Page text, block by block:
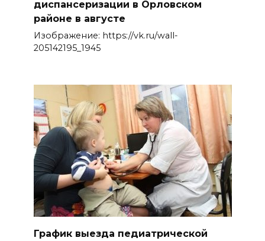
диспансеризации в Орловском
районе в августе
Изображение: https://vk.ru/wall-
205142195_1945
График выезда педиатрической